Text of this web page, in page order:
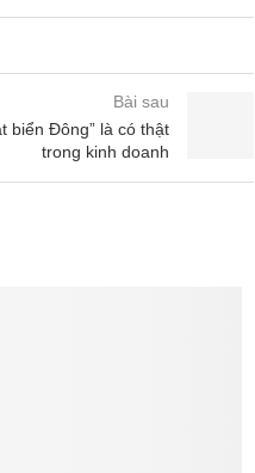
Bài sau
biển Đông” là có thật
trong kinh doanh